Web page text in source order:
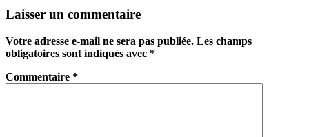
Laisser un commentaire
Votre adresse e-mail ne sera pas publiée. Les champs
obligatoires sont indiqués avec *
Commentaire *